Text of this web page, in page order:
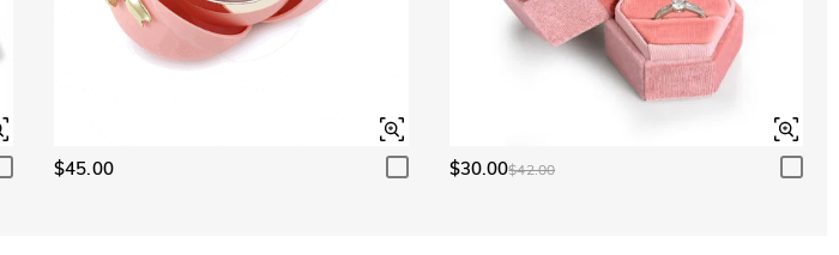
$45.00 $30.00$42.00